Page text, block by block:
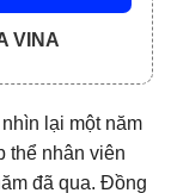
VINA
lại một năm
thể nhân viên
đã qua. Đồng